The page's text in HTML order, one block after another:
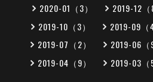
2020-01（3）
2019-12（
2019-10（3）
2019-09（4
2019-07（2）
2019-06（9
2019-04（9）
2019-03（5